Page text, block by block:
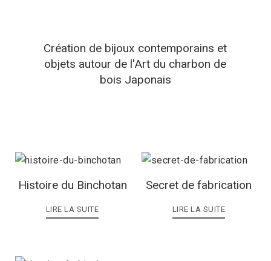
Création de bijoux contemporains et
objets autour de l'Art du charbon de
bois Japonais
Histoire du Binchotan
LIRE LA SUITE
Secret de fabrication
LIRE LA SUITE